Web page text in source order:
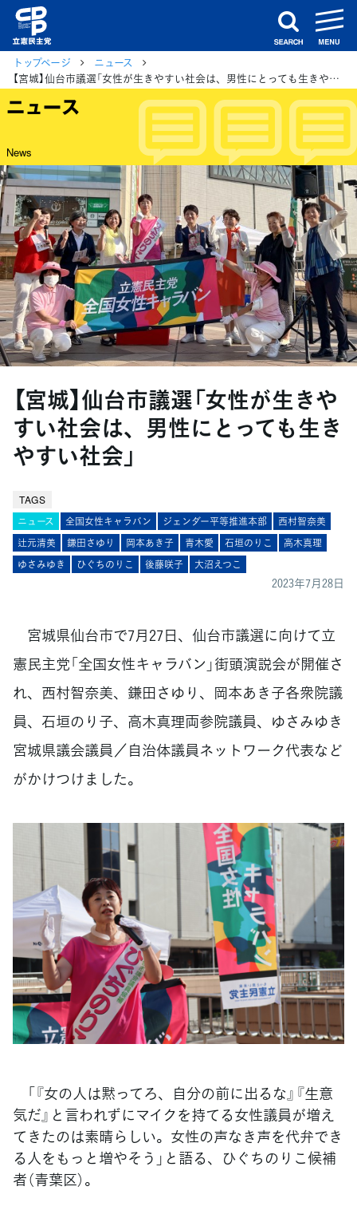
search
トップページ
ニュース
【宮城】仙台市議選「女性が生きやすい社会は、男性にとっても生きやすい社会」
ニュース
News
【宮城】仙台市議選「女性が生きや
すい社会は、男性にとっても生き
やすい社会」
TAGS
ニュース 全国女性キャラバン ジェンダー平等推進本部
西村智奈美
辻元清美
鎌田さゆり 岡本あき子 青木愛 石垣のりこ
高木真理
ゆさみゆき
ひぐちのりこ 後藤咲子 大沼えつこ
2023年7月28日
宮城県仙台市で7月27日、仙台市議選に向けて立
憲民主党「全国女性キャラバン」街頭演説会が開催さ
れ、西村智奈美、鎌田さゆり、岡本あき子各衆院議
員、石垣のり子、高木真理両参院議員、ゆさみゆき
宮城県議会議員／自治体議員ネットワーク代表など
がかけつけました。
「『女の人は黙ってろ、自分の前に出るな』『生意
気だ』と言われずにマイクを持てる女性議員が増え
てきたのは素晴らしい。女性の声なき声を代弁でき
る人をもっと増やそう」と語る、ひぐちのりこ候補
者（青葉区）。